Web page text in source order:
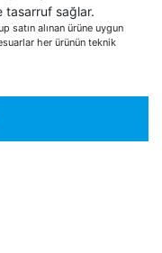
tasarruf sağlar.
satın alınan ürüne uygun
her ürünün teknik